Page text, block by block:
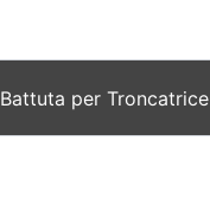
Battuta per Troncatrice